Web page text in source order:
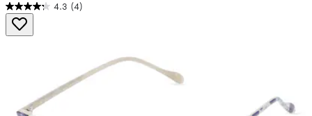
4.3 (4)
4.3
von
5